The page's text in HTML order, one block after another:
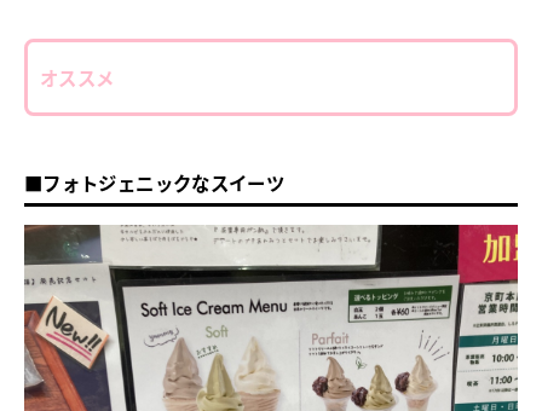
オススメ
■フォトジェニックなスイーツ